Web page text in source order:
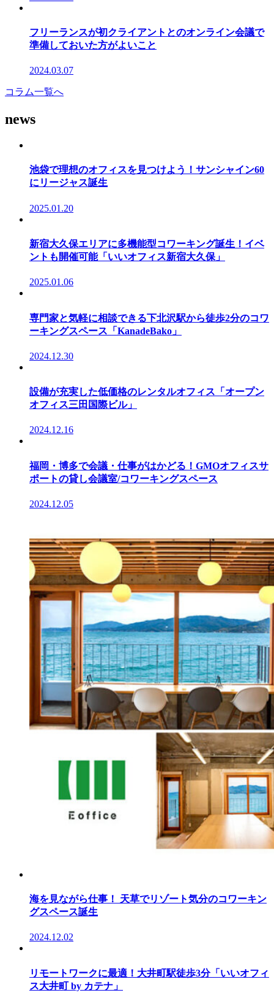
フリーランスが初クライアントとのオンライン会議で
準備しておいた方がよいこと
2024.03.07
コラム一覧へ
news
池袋で理想のオフィスを見つけよう！サンシャイン60
にリージャス誕生
2025.01.20
新宿大久保エリアに多機能型コワーキング誕生！イベ
ントも開催可能「いいオフィス新宿大久保」
2025.01.06
専門家と気軽に相談できる下北沢駅から徒歩2分のコワ
ーキングスペース「KanadeBako」
2024.12.30
設備が充実した低価格のレンタルオフィス「オープン
オフィス三田国際ビル」
2024.12.16
福岡・博多で会議・仕事がはかどる！GMOオフィスサ
ポートの貸し会議室/コワーキングスペース
2024.12.05
海を見ながら仕事！ 天草でリゾート気分のコワーキン
グスペース誕生
2024.12.02
リモートワークに最適！大井町駅徒歩3分「いいオフィ
ス大井町 by カテナ」